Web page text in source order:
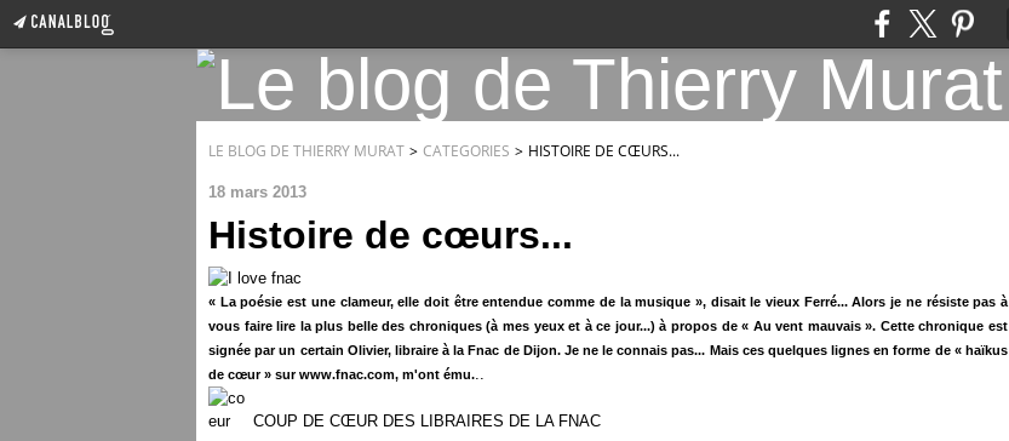
LE BLOG DE THIERRY MURAT > CATEGORIES > HISTOIRE DE CŒURS...
18 mars 2013
Histoire de cœurs...
« La poésie est une clameur, elle doit être entendue comme de la musique », disait le vieux Ferré...Alors je ne résiste pas à
vous faire lire la plus belle des chroniques (à mes yeux et à ce jour...) à propos de « Au vent mauvais ». Cette chronique est
signée par un certain Olivier, libraire à la Fnac de Dijon. Je ne le connais pas... Mais ces quelques lignes en forme de « haïkus
de cœur » sur www.fnac.com, m'ont ému...
COUP DE CŒUR DES LIBRAIRES DE LA FNAC